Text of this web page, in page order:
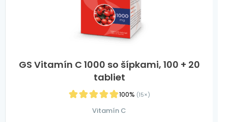
GS Vitamín C 1000 so šípkami, 100 + 20
tabliet
100% (15×)
Vitamín C